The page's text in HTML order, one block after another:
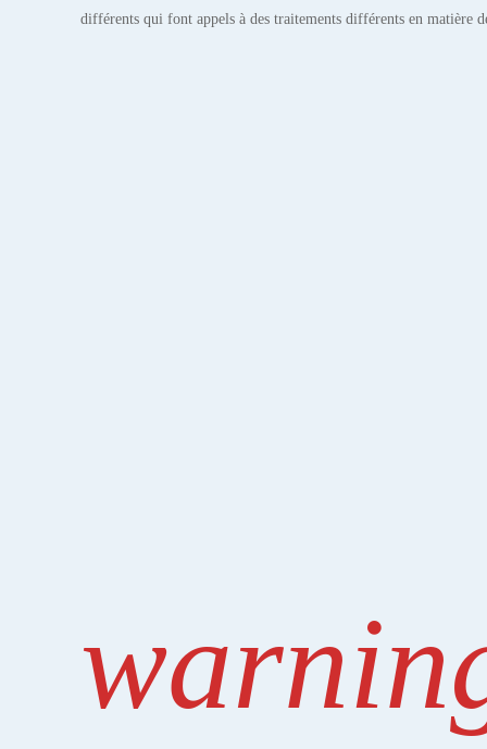
différents qui font appels à des traitements différents en matière